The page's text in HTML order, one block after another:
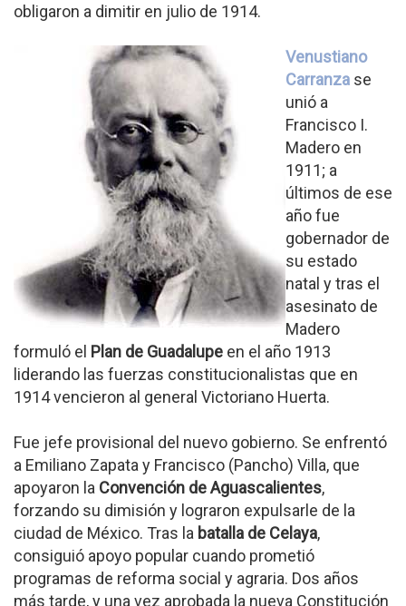
obligaron a dimitir en julio de 1914.
Venustiano
Carranza se
unió a
Francisco I.
Madero en
1911; a
últimos de ese
año fue
gobernador de
su estado
natal y tras el
asesinato de
Madero
formuló el Plan de Guadalupe en el año 1913
liderando las fuerzas constitucionalistas que en
1914 vencieron al general Victoriano Huerta.
Fue jefe provisional del nuevo gobierno. Se enfrentó
a Emiliano Zapata y Francisco (Pancho) Villa, que
apoyaron la Convención de Aguascalientes,
forzando su dimisión y lograron expulsarle de la
ciudad de México. Tras la batalla de Celaya,
consiguió apoyo popular cuando prometió
programas de reforma social y agraria. Dos años
más tarde, y una vez aprobada la nueva Constitución